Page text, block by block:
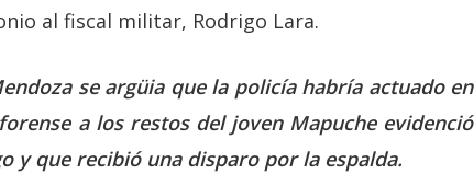
al fiscal militar, Rodrigo Lara.
se argüia que la policía habría actuado en
a los restos del joven Mapuche evidenció
y que recibió una disparo por la espalda.